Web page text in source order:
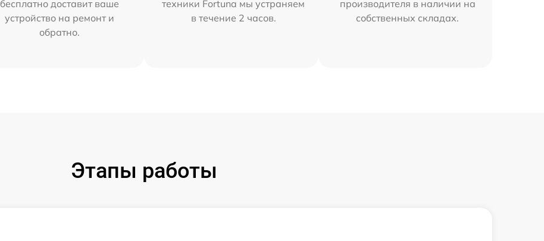
бесплатно доставит ваше
устройство на ремонт и
обратно.
техники Fortuna мы устраняем
в течение 2 часов.
производителя в наличии на
собственных складах.
Этапы работы